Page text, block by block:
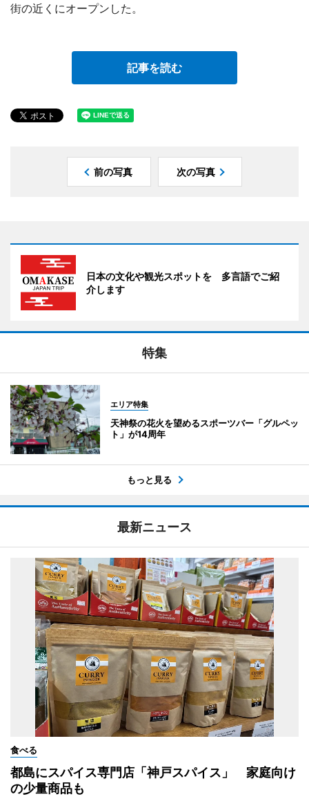
街の近くにオープンした。
記事を読む
前の写真 次の写真
日本の文化や観光スポットを 多言語でご紹
介します
特集
エリア特集
天神祭の花火を望めるスポーツバー「グルペッ
ト」が14周年
もっと見る
最新ニュース
食べる
都島にスパイス専門店「神戸スパイス」 家庭向け
の少量商品も